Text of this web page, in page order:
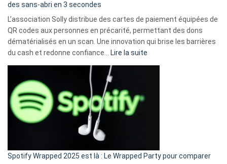
des sans-abri en 3 secondes
L’association Solly distribue des cartes de paiement équipées de
QR codes aux personnes en précarité, permettant des dons
dématérialisés en un scan. Une innovation qui brise les barrières
du cash et redonne confiance… Lire la suite
Fini
»
Spotify Wrapped 2025 est là : Le Wrapped Party pour comparer